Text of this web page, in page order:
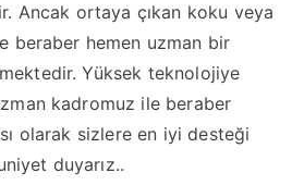
Ancak ortaya çıkan koku veya
beraber hemen uzman bir
Yüksek teknolojiye
kadromuz ile beraber
olarak sizlere en iyi desteği
duyarız..